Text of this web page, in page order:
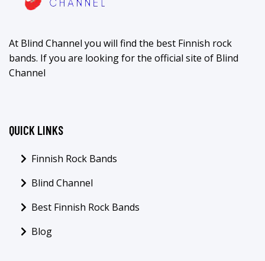
At Blind Channel you will find the best Finnish rock
bands. If you are looking for the official site of Blind
Channel
QUICK LINKS
Finnish Rock Bands
Blind Channel
Best Finnish Rock Bands
Blog